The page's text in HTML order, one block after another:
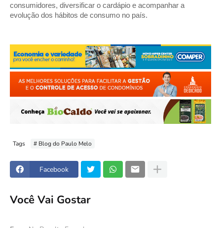
consumidores, diversificar o cardápio e acompanhar a
evolução dos hábitos de consumo no país.
Tags # Blog do Paulo Melo
Facebook
Você Vai Gostar